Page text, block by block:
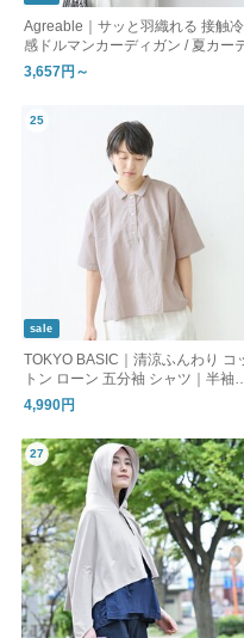
Agreable｜サッと羽織れる 接触冷
感ドルマンカーディガン / 夏カー
3,657円～
sale
TOKYO BASIC｜清涼ふんわり コ
トン ローン 五分袖 シャツ｜半袖ブ
ラウス
4,990円